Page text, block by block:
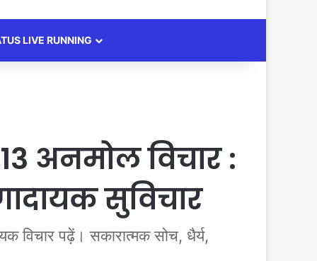
LIVE RUNNING
अनमोल विचार :
सुविचार
पढ़ें। सकारात्मक सोच, धैर्य,